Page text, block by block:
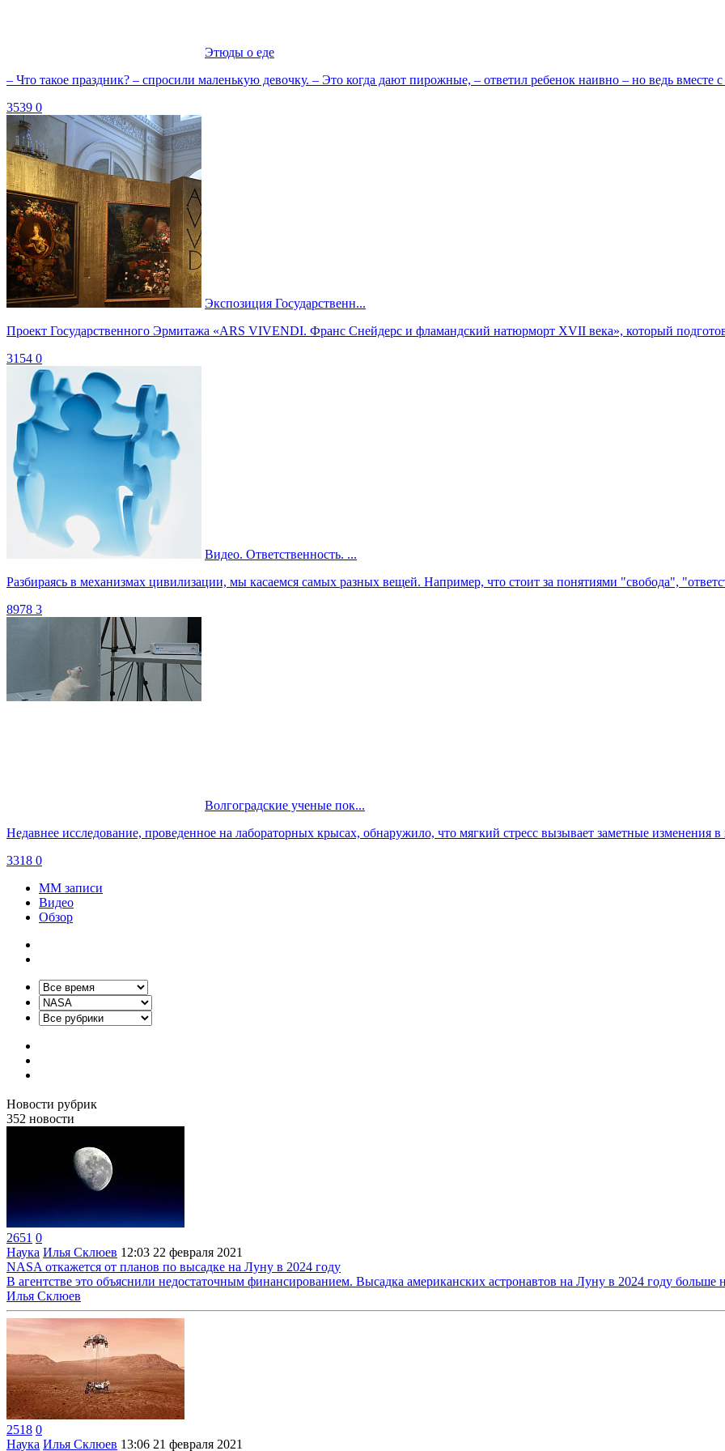
Этюды о еде
– Что такое праздник? – спросили маленькую девочку. – Это когда дают пирожные, – ответил ребенок наивно – но ведь вместе
3539 0
Экспозиция Государственн...
Проект Государственного Эрмитажа «ARS VIVENDI. Франс Снейдерс и фламандский натюрморт XVII века», который
3154 0
Видео. Ответственность. ...
Разбираясь в механизмах цивилизации, мы касаемся самых разных вещей. Например, что стоит за понятиями "свобода",
8978 3
Волгоградские ученые пок...
Недавнее исследование, проведенное на лабораторных крысах, обнаружило, что мягкий стресс вызывает заметные изменения
3318 0
ММ записи
Видео
Обзор
Новости рубрик
352 новости
2651 0
Наука Илья Склюев 12:03 22 февраля 2021
NASA откажется от планов по высадке на Луну в 2024 году
В агентстве это объяснили недостаточным финансированием. Высадка американских астронавтов на Луну в 2024 году больше
Илья Склюев
2518 0
Наука Илья Склюев 13:06 21 февраля 2021